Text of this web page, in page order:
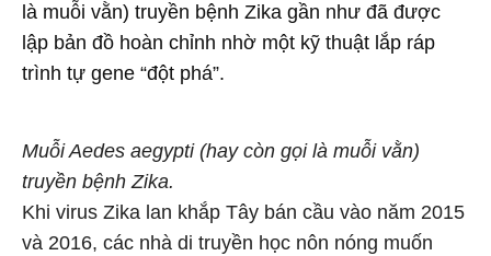
là muỗi vằn) truyền bệnh Zika gần như đã được
lập bản đồ hoàn chỉnh nhờ một kỹ thuật lắp ráp
trình tự gene “đột phá”.
Muỗi Aedes aegypti (hay còn gọi là muỗi vằn)
truyền bệnh Zika.
Khi virus Zika lan khắp Tây bán cầu vào năm 2015
và 2016, các nhà di truyền học nôn nóng muốn